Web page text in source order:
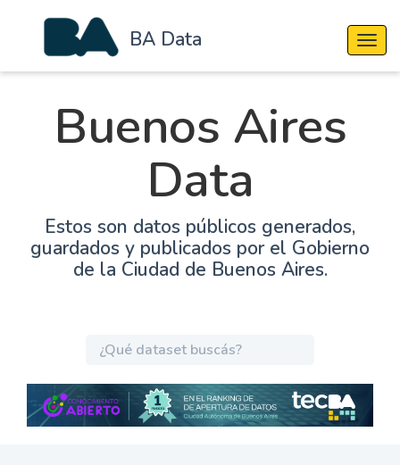
BA Data
Buenos Aires
Data
Estos son datos públicos generados,
guardados y publicados por el Gobierno
de la Ciudad de Buenos Aires.